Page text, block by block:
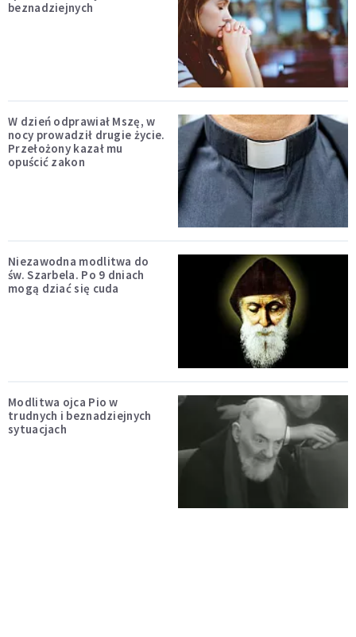
beznadziejnych
W dzień odprawiał Mszę, w
nocy prowadził drugie życie.
Przełożony kazał mu
opuścić zakon
Niezawodna modlitwa do
św. Szarbela. Po 9 dniach
mogą dziać się cuda
Modlitwa ojca Pio w
trudnych i beznadziejnych
sytuacjach